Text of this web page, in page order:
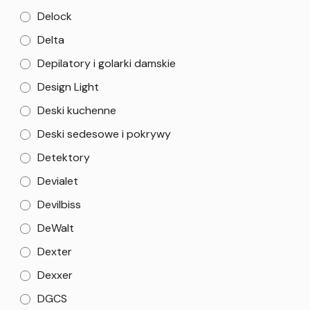
Delock
Delta
Depilatory i golarki damskie
Design Light
Deski kuchenne
Deski sedesowe i pokrywy
Detektory
Devialet
Devilbiss
DeWalt
Dexter
Dexxer
DGCS